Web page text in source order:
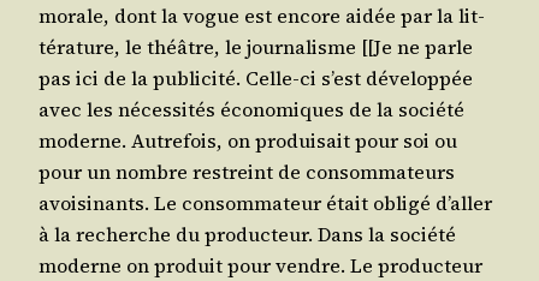
morale, dont la vogue est encore aidée par la lit­
té­ra­ture, le théâtre, le jour­na­lisme [[Je ne parle
pas ici de la publi­ci­té. Celle-ci s’est déve­lop­pée
avec les néces­si­tés éco­no­miques de la socié­té
moderne. Autre­fois, on pro­dui­sait pour soi ou
pour un nombre res­treint de consom­ma­teurs
avoi­si­nants. Le consom­ma­teur était obli­gé d’al­ler
à la recherche du pro­duc­teur. Dans la socié­té
moderne on pro­duit pour vendre. Le pro­duc­teur